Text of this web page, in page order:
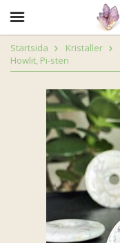
Startsida Kristaller
Howlit, Pi-sten